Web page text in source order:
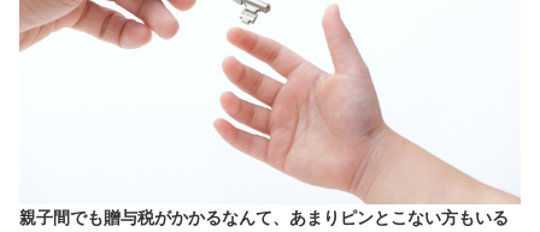
親子間でも贈与税がかかるなんて、あまりピンとこない方もいる